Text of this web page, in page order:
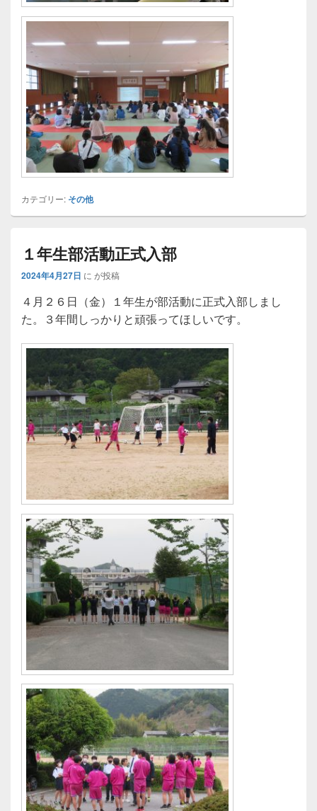
カテゴリー: その他
１年生部活動正式入部
2024年4月27日 に が投稿
４月２６日（金）１年生が部活動に正式入部しまし
た。３年間しっかりと頑張ってほしいです。